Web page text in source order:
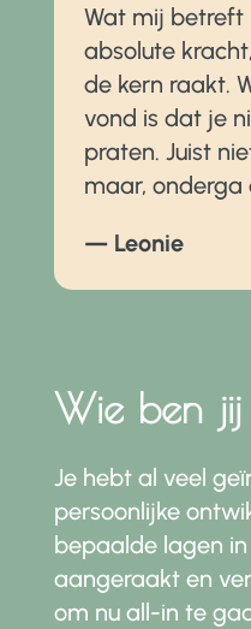
Wat mij betreft
absolute
de kern raakt.
vond is dat je
praten. Juist
maar, onderga
— Leonie
Wie ben jij
Je hebt al veel
persoonlijke
bepaalde lagen
aangeraakt en
om nu all-in te